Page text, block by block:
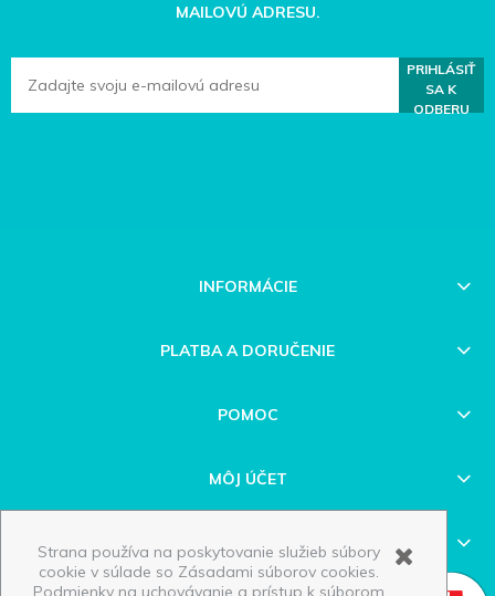
Strana používa na poskytovanie služieb súbory
cookie v súlade so Zásadami súborov cookies.
Podmienky na uchovávanie a prístup k súborom
MAILOVÚ ADRESU.
PRIHLÁSIŤ
SA K
ODBERU
INFORMÁCIE
PLATBA A DORUČENIE
POMOC
MÔJ ÚČET
O NÁS